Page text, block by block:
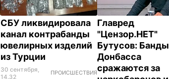
СБУ ликвидировала
канал контрабанды
ювелирных изделий
из Турции
30 сентября,
14.32
ПРОИСШЕСТВИЯ
Главред
"Цензор.НЕТ"
Бутусов: Банды
Донбасса
сражаются за